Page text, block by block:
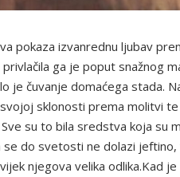
pokaza izvanrednu ljubav
ga je poput snažnog
je čuvanje domaćega stada.
sklonosti prema molitvi
su to bila sredstva koja su
do svetosti ne dolazi
njegova velika odlika.Kad